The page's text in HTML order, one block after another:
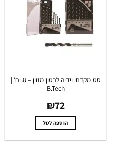
סט מקדחי וידיה לבטון מזוין – 8 יח' |
הוספה לסל